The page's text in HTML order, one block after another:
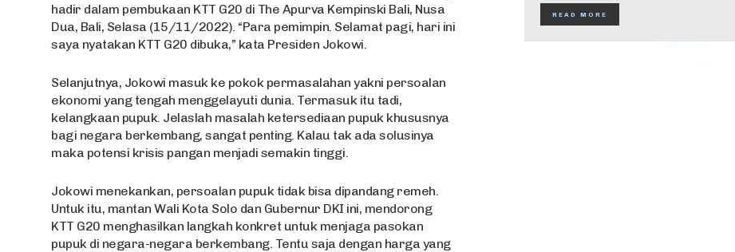
hadir dalam pembukaan KTT G20 di The Apurva Kempinski Bali, Nusa
Dua, Bali, Selasa (15/11/2022). “Para pemimpin. Selamat pagi, hari ini
saya nyatakan KTT G20 dibuka,” kata Presiden Jokowi.
Selanjutnya, Jokowi masuk ke pokok permasalahan yakni persoalan
ekonomi yang tengah menggelayuti dunia. Termasuk itu tadi,
kelangkaan pupuk. Jelaslah masalah ketersediaan pupuk khususnya
bagi negara berkembang, sangat penting. Kalau tak ada solusinya
maka potensi krisis pangan menjadi semakin tinggi.
Jokowi menekankan, persoalan pupuk tidak bisa dipandang remeh.
Untuk itu, mantan Wali Kota Solo dan Gubernur DKI ini, mendorong
KTT G20 menghasilkan langkah konkret untuk menjaga pasokan
pupuk di negara-negara berkembang. Tentu saja dengan harga yang
READ MORE